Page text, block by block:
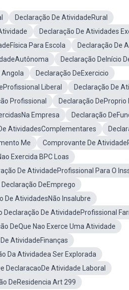
Declaração De AtividadeRural
Declaração De Atividades
Para Escola
Declaração De
Declaração DeInício
Angola
Declaração DeExercicio
Liberal
Declaração De
Profissional
Declaração DeProprio
Empresa
Declaração
AtividadesComplementares
Me
Comprovante De
Exercida BPC Loas
De AtividadeProfissional Para O
Declaração DeEmprego
De AtividadesNão Insalubre
Declaração De AtividadeProfissional
DeQue Nao Exerce Uma Atividade
AtividadeFinanças
Da Atividadea Ser Explorada
DeclaracaoDe Atividade Laboral
DeResidencia Art 299